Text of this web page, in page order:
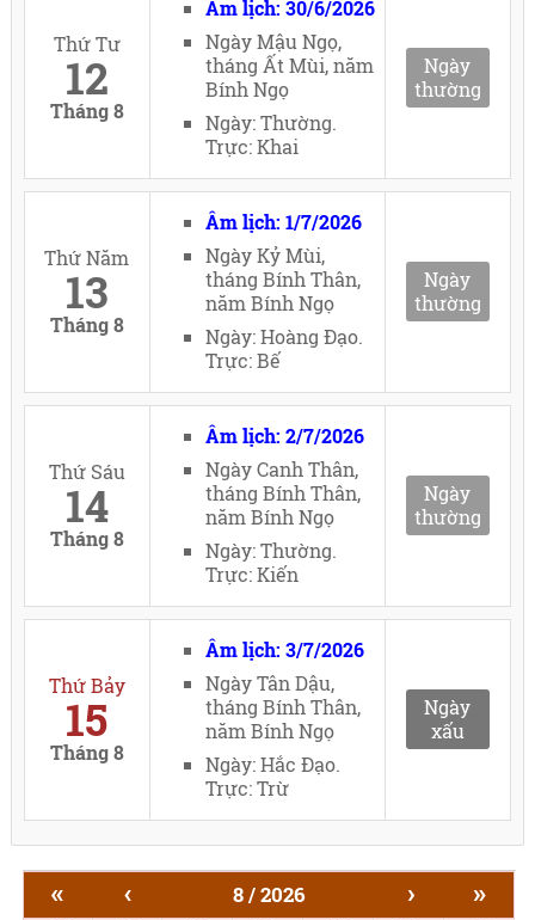
Thứ Tư
12
Tháng 8
Âm lịch: 30/6/2026
Ngày Mậu Ngọ,
tháng Ất Mùi, năm
Bính Ngọ
Ngày: Thường.
Trực: Khai
Ngày
thường
Thứ Năm
13
Tháng 8
Âm lịch: 1/7/2026
Ngày Kỷ Mùi,
tháng Bính Thân,
năm Bính Ngọ
Ngày: Hoàng Đạo.
Trực: Bế
Ngày
thường
Thứ Sáu
14
Tháng 8
Âm lịch: 2/7/2026
Ngày Canh Thân,
tháng Bính Thân,
năm Bính Ngọ
Ngày: Thường.
Trực: Kiến
Ngày
thường
Thứ Bảy
15
Tháng 8
Âm lịch: 3/7/2026
Ngày Tân Dậu,
tháng Bính Thân,
năm Bính Ngọ
Ngày: Hắc Đạo.
Trực: Trừ
Ngày
xấu
« ‹ 8 / 2026 › »